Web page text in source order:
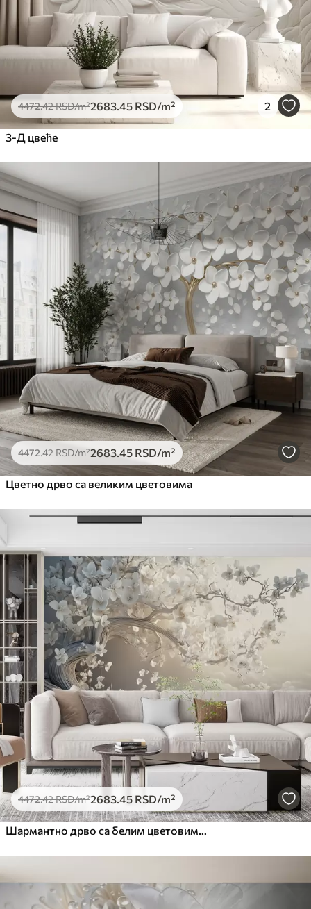
Премиум
3800.00RSD /m²
Peel and Stick
8166.674900.00RSD/m²
4472.42RSD/m²2683 .45 RSD/m² 2
3-Д цвеће
4472.42RSD/m²2683 .45 RSD/m²
Цветно дрво са великим цветовима
4472.42RSD/m²2683 .45 RSD/m²